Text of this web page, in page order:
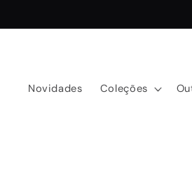
Novidades Coleções